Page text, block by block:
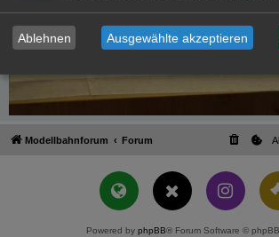
Modellbahnforum Forum
Powered by phpBB® Forum Software ©
Ablehnen Ausgewählte akzeptieren